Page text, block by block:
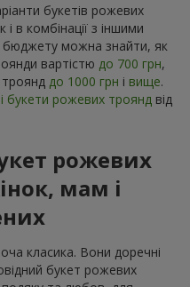
букетів рожевих
в комбінації з іншими
бюджету можна знайти, як
вартістю до 700 грн,
троянд до 1000 грн і вище.
букети рожевих троянд від
рожевих
мам і
класика. Вони доречні
букет рожевих